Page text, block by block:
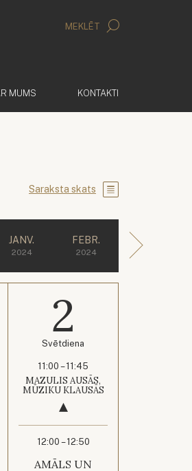
MEKLĒT
MUMS KONTAKTI
Saraksta skats
JANV.
2024
FEBR.
2024
2
Svētdiena
11:00 – 11:45
MAZULIS AUSĀS,
MŪZIKU KLAUSĀS
12:00 – 12:50
AMĀLS UN